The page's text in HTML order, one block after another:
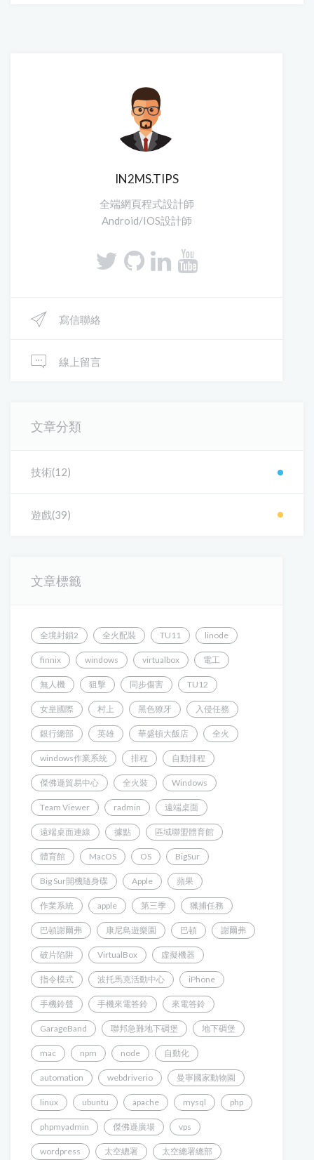
IN2MS.TIPS
全端網頁程式設計師
Android/IOS設計師
寫信聯絡
線上留言
文章分類
技術(12)
遊戲(39)
文章標籤
全境封鎖2 全火配裝 TU11 linode
finnix windows virtualbox 電工
無人機 狙擊 同步傷害 TU12
女皇國際 村上 黑色獠牙 入侵任務
銀行總部 英雄 華盛頓大飯店 全火
windows作業系統 排程 自動排程
傑佛遜貿易中心 全火裝 Windows
Team Viewer radmin 遠端桌面
遠端桌面連線 據點 區域聯盟體育館
體育館 MacOS OS BigSur
Big Sur開機隨身碟 Apple 蘋果
作業系統 apple 第三季 獵捕任務
巴頓謝爾弗 康尼島遊樂園 巴頓 謝爾弗
破片陷阱 VirtualBox 虛擬機器
指令模式 波托馬克活動中心 iPhone
手機鈴聲 手機來電答鈴 來電答鈴
GarageBand 聯邦急難地下碉堡 地下碉堡
mac npm node 自動化
automation webdriverio 曼寧國家動物園
linux ubuntu apache mysql php
phpmyadmin 傑佛遜廣場 vps
wordpress 太空總署 太空總署總部